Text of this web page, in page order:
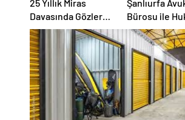
Davasında Gözler
Temmuz Ayındaki
Karar Duruşmasına
Çevrildi
Bürosu ile
Süreci Doğru
Yönetin